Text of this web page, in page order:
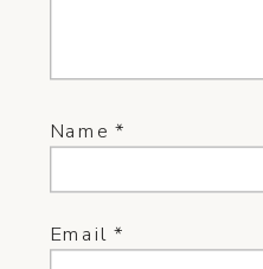
Name *
Email*